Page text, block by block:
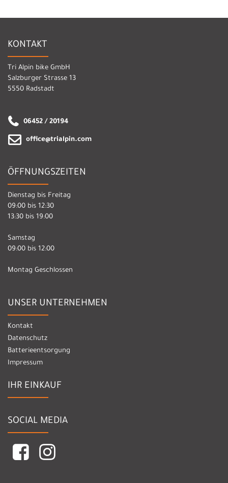
KONTAKT
Tri Alpin bike GmbH
Salzburger Strasse 13
5550 Radstadt
06452 / 20194
office@trialpin.com
ÖFFNUNGSZEITEN
Dienstag bis Freitag
09:00 bis 12:30
13:30 bis 19:00
Samstag
09:00 bis 12:00
Montag Geschlossen
UNSER UNTERNEHMEN
Kontakt
Datenschutz
Batterieentsorgung
Impressum
IHR EINKAUF
SOCIAL MEDIA